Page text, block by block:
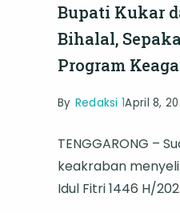
Bupati Kukar
Bihalal,
Program
By Redaksi 1April 8,
TENGGARONG –
keakraban
Idul Fitri 1446 H/